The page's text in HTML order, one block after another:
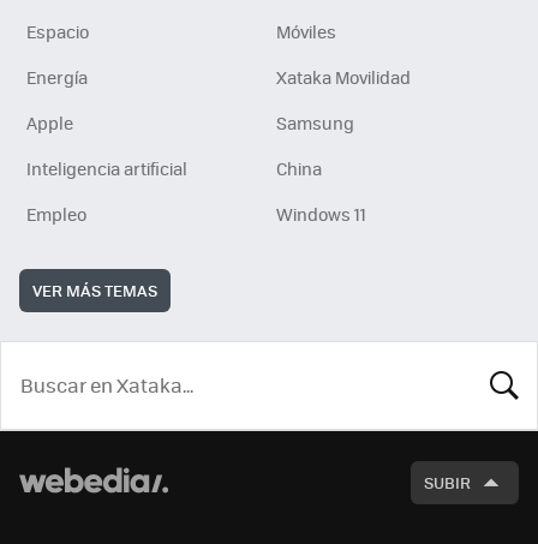
Espacio
Móviles
Energía
Xataka Movilidad
Apple
Samsung
Inteligencia artificial
China
Empleo
Windows 11
VER MÁS TEMAS
SUBIR